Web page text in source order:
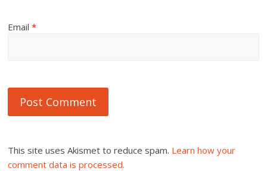
Email*
This site uses Akismet to reduce spam. Learn how your
comment data is processed.